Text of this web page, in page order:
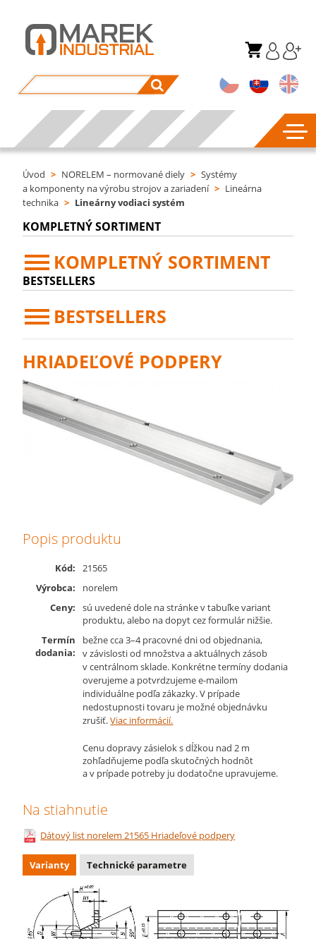
Úvod > NORELEM – normované diely > Systémy
a komponenty na výrobu strojov a zariadení > Lineárna
technika > Lineárny vodiaci systém
KOMPLETNÝ SORTIMENT
KOMPLETNÝ SORTIMENT
BESTSELLERS
BESTSELLERS
HRIADEĽOVÉ PODPERY
Popis produktu
Kód:
21565
Výrobca:
norelem
Ceny:
sú uvedené dole na stránke v tabuľke variant
produktu, alebo na dopyt cez formulár nižšie.
Termín
dodania:
bežne cca 3–4 pracovné dni od objednania,
v závislosti od množstva a aktuálnych zásob
v centrálnom sklade. Konkrétne termíny dodania
overujeme a potvrdzujeme e-mailom
individuálne podľa zákazky. V prípade
nedostupnosti tovaru je možné objednávku
zrušiť.Viac informácií.
Cenu dopravy zásielok s dĺžkou nad 2 m
zohľadňujeme podľa skutočných hodnôt
a v prípade potreby ju dodatočne upravujeme.
Na stiahnutie
Dátový list norelem 21565 Hriadeľové podpery
Varianty Technické parametre